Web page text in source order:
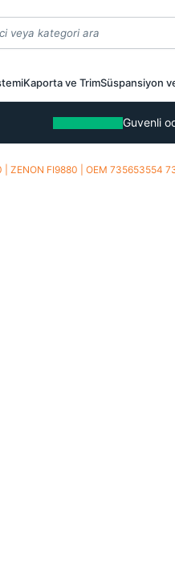
Kaporta ve TrimSüspansiyon
Guvenli
| ZENON FI9880 | OEM 735653554